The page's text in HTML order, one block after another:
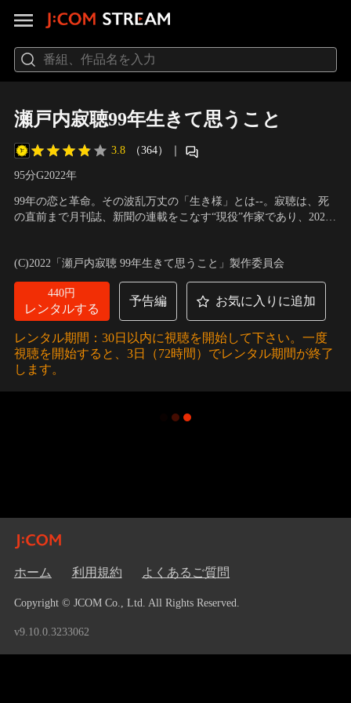
瀬戸内寂聴99年生きて思うこと
3.8 （364） ｜
95分G2022年
99年の恋と革命。その波乱万丈の「生き様」とは--。寂聴は、死
の直前まで月刊誌、新聞の連載をこなす“現役”作家であり、2020
自らの体験を私小説の形で次々に発表し、世間のバッシングに晒
されるも、女流作家として不動の地位を確立…。
(C)2022「瀬戸内寂聴 99年生きて思うこと」製作委員会
440円
レンタルする
予告編 お気に入りに追加
レンタル期間：30日以内に視聴を開始して下さい。一度
視聴を開始すると、3日（72時間）でレンタル期間が終了
します。
ホーム 利用規約 よくあるご質問
Copyright © JCOM Co., Ltd. All Rights Reserved.
v9.10.0.3233062